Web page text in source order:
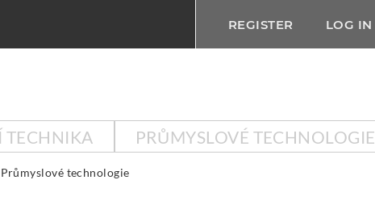
REGISTER LOG IN
TECHNIKA PRŮMYSLOVÉ TECHNOLOGIE
Průmyslové technologie